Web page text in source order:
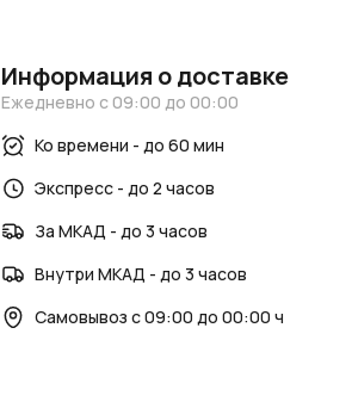
Посетите нашблогдля вдохновляющих
Следите за новостями и акциями
AzaliaNow— красота в простых и
Информация о доставке
Ежедневно с 09:00 до 00:00
Ко времени - до 60 мин
Экспресс - до 2 часов
За МКАД - до 3 часов
Внутри МКАД - до 3 часов
Самовывоз с 09:00 до 00:00 ч